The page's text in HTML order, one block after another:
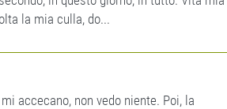
la mia culla, do...
accecano, non vedo niente. Poi, la